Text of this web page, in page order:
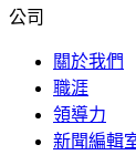
公司
關於我們
職涯
領導力
新聞編輯